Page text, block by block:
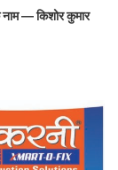
— किशोर कुमार